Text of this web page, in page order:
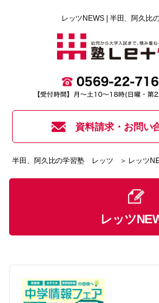
レッツNEWS | 半田、阿久比
資料請求・お問い
半田、阿久比の学習塾 レッツ ＞ レッツ
レッツ